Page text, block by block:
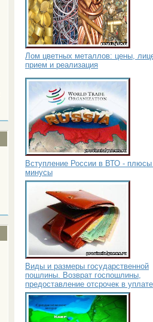
Лом цветных металлов: цены,
прием и реализация
Вступление России в ВТО -
минусы
Виды и размеры государственной
пошлины. Возврат госпошлины,
предоставление отсрочек в уплате